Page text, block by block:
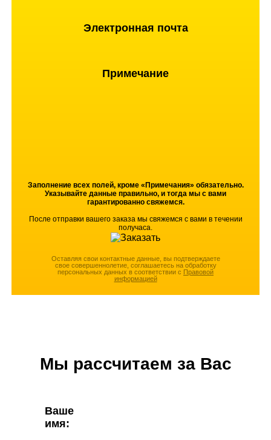
Электронная почта
Примечание
Заполнение всех полей, кроме «Примечания» обязательно.
Указывайте данные правильно, и тогда мы с вами
гарантированно свяжемся.
После отправки вашего заказа мы свяжемся с вами в течении
получаса.
Оставляя свои контактные данные, вы подтверждаете
свое совершеннолетие, соглашаетесь на обработку
персональных данных в соответствии с Правовой
информацией
Мы рассчитаем за Вас
Ваше
имя: